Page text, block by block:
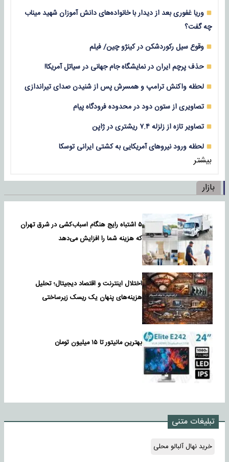
وریا غفوری بعد از دیدار با خانواده‌های دانش آموزان شهید میناب
چه گفت؟
وقوع سیل رکوردشکن در کینژو چین/ فیلم
حذف پرچم ایران در نمایشگاه جام جهانی در سیاتل آمریکا!
لحظه واکنش ترامپ و همسرش پس از شنیدن صدای تیراندازی
تصاویری از ستون دود در محدوده فرودگاه پیام
تصاویر تازه از زلزله‌ ۷.۴ ریشتری در ژاپن
لحظه ورود نیروهای آمریکایی به کشتی ایرانی توسکا
بیشتر
بازار
۵ اشتباه رایج هنگام اسباب‌کشی در شرق تهران
که هزینه شما را افزایش می‌دهد
اختلال اینترنت و اقتصاد دیجیتال؛ تحلیل
هزینه‌های پنهان یک ریسک زیرساختی
بهترین مانیتور تا ۱۵ میلیون تومان
تبلیغات متنی
خرید نهال آلبالو محلی